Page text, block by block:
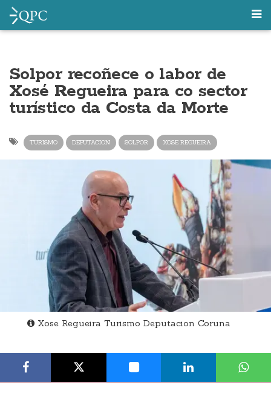
Solpor recoñece o labor de
Xosé Regueira para co sector
turístico da Costa da Morte
TURISMO DEPUTACION SOLPOR XOSE REGUEIRA
Xose Regueira Turismo Deputacion Coruna